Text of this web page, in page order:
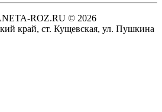
ROZ.RU © 2026
край, ст. Кущевская, ул. Пушкина